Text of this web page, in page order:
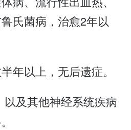
氏菌病，治愈2年以
年以上，无后遗症。
以及其他神经系统疾病